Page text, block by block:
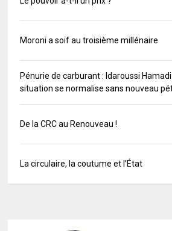
Moroni a soif au troisième millénaire
Pénurie de carburant : Idaroussi
situation se normalise sans nouveau
De la CRC au Renouveau !
La circulaire, la coutume et l’État